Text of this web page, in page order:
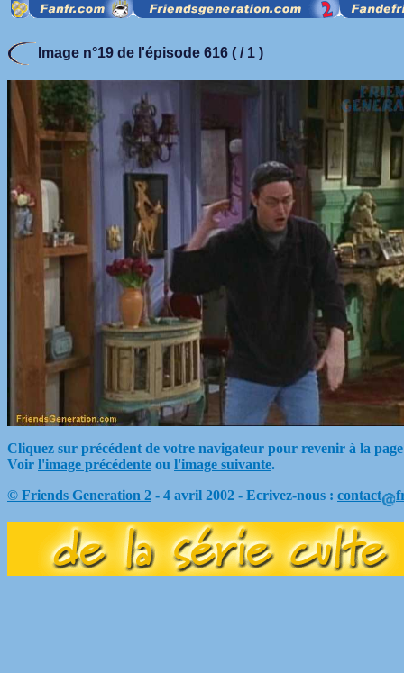
Image n°19 de l'épisode 616 ( / 1 )
Cliquez sur précédent de votre navigateur pour revenir à la
Voir l'image précédente ou l'image suivante.
© Friends Generation 2 - 4 avril 2002 - Ecrivez-nous : contact